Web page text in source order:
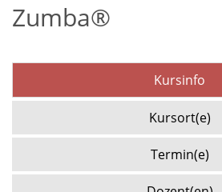
Zumba®
Kursinfo
Kursort(e)
Termin(e)